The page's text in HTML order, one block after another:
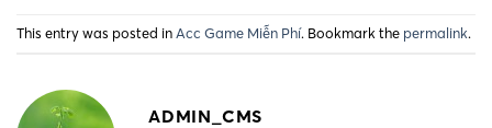
This entry was posted inAcc Game Miễn Phí. Bookmark the permalink.
ADMIN_CMS